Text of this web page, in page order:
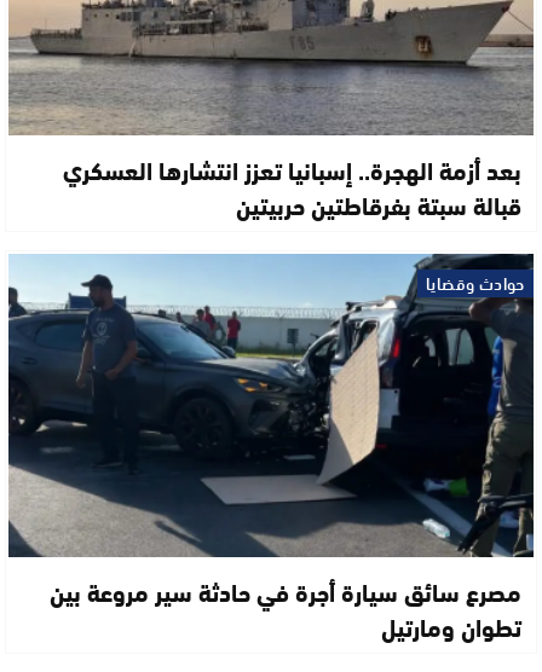
بعد أزمة الهجرة.. إسبانيا تعزز انتشارها العسكري
قبالة سبتة بفرقاطتين حربيتين
حوادث وقضايا
مصرع سائق سيارة أجرة في حادثة سير مروعة بين
تطوان ومارتيل